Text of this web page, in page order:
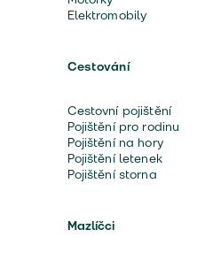
Elektromobily
Cestování
Cestovní pojištění
Pojištění pro rodinu
Pojištění na hory
Pojištění letenek
Pojištění storna
Mazlíčci